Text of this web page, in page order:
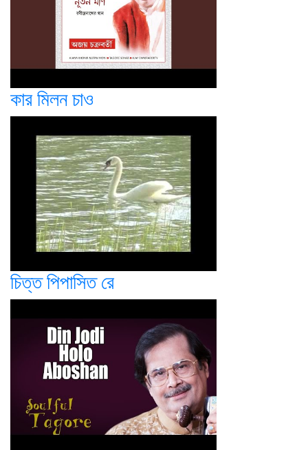
কার মিলন চাও
চিত্ত পিপাসিত রে